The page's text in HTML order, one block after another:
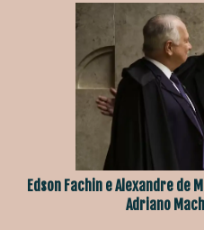
Edson Fachin e Alexandre de
Adriano